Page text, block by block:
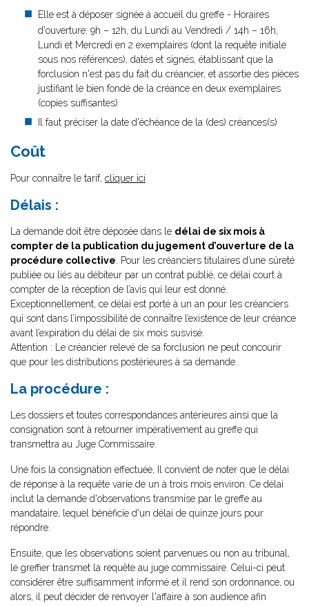
Elle est à déposer signée à accueil du greffe - Horaires
d'ouverture: 9h – 12h, du Lundi au Vendredi / 14h – 16h,
Lundi et Mercredi en 2 exemplaires (dont la requête initiale
sous nos références), datés et signés, établissant que la
forclusion n'est pas du fait du créancier, et assortie des pièces
justifiant le bien fondé de la créance en deux exemplaires
(copies suffisantes)
Il faut préciser la date d'échéance de la (des) créances(s)
Coût
Pour connaître le tarif, cliquer ici
Délais :
La demande doit être déposée dans le délai de six mois à
compter de la publication du jugement d’ouverture de la
procédure collective . Pour les créanciers titulaires d’une sûreté
publiée ou liés au débiteur par un contrat publié, ce délai court à
compter de la réception de l’avis qui leur est donné.
Exceptionnellement, ce délai est porté à un an pour les créanciers
qui sont dans l’impossibilité de connaître l’existence de leur créance
avant l’expiration du délai de six mois susvisé.
Attention : Le créancier relevé de sa forclusion ne peut concourir
que pour les distributions postérieures à sa demande.
La procédure :
Les dossiers et toutes correspondances antérieures ainsi que la
consignation sont à retourner impérativement au greffe qui
transmettra au Juge Commissaire.
Une fois la consignation effectuée, Il convient de noter que le délai
de réponse à la requête varie de un à trois mois environ. Ce délai
inclut la demande d'observations transmise par le greffe au
mandataire, lequel bénéficie d'un délai de quinze jours pour
répondre.
Ensuite, que les observations soient parvenues ou non au tribunal,
le greffier transmet la requête au juge commissaire. Celui-ci peut
considérer être suffisamment informé et il rend son ordonnance, ou
alors, il peut décider de renvoyer l'affaire à son audience afin